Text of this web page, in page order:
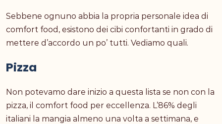
Sebbene ognuno abbia la propria personale idea di
comfort food, esistono dei cibi confortanti in grado di
mettere d’accordo un po’ tutti. Vediamo quali.
Pizza
Non potevamo dare inizio a questa lista se non con la
pizza, il comfort food per eccellenza. L’86% degli
italiani la mangia almeno una volta a settimana, e